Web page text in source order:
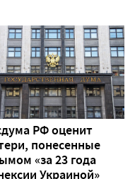
РФ оценит
понесенные
«за 23 года
Украиной»